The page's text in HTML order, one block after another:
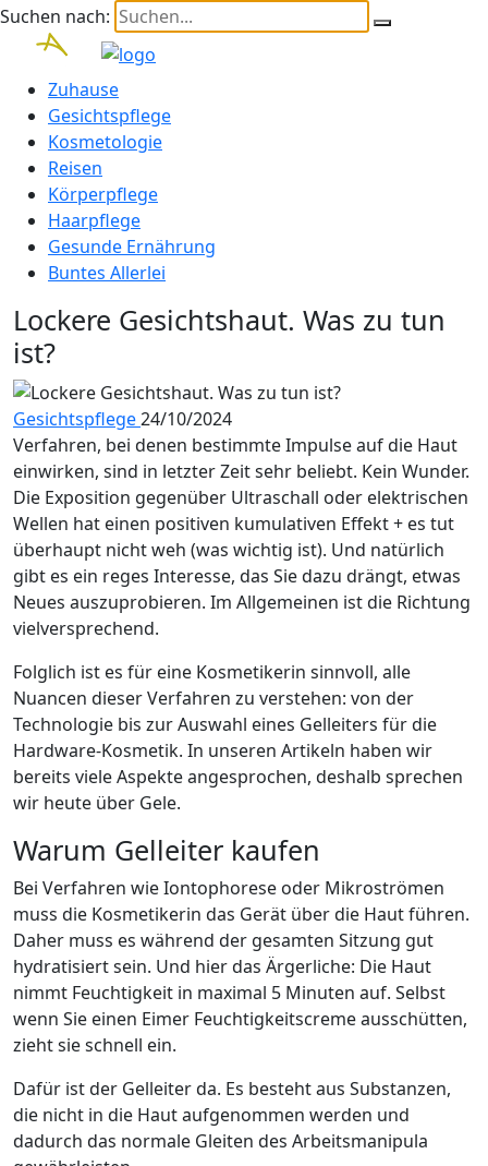
Suchen nach:
Zuhause
Gesichtspflege
Kosmetologie
Reisen
Körperpflege
Haarpflege
Gesunde Ernährung
Buntes Allerlei
Lockere Gesichtshaut. Was zu tun
ist?
Gesichtspflege24/10/2024
Verfahren, bei denen bestimmte Impulse auf die Haut
einwirken, sind in letzter Zeit sehr beliebt. Kein Wunder.
Die Exposition gegenüber Ultraschall oder elektrischen
Wellen hat einen positiven kumulativen Effekt + es tut
überhaupt nicht weh (was wichtig ist). Und natürlich
gibt es ein reges Interesse, das Sie dazu drängt, etwas
Neues auszuprobieren. Im Allgemeinen ist die Richtung
vielversprechend.
Folglich ist es für eine Kosmetikerin sinnvoll, alle
Nuancen dieser Verfahren zu verstehen: von der
Technologie bis zur Auswahl eines Gelleiters für die
Hardware-Kosmetik. In unseren Artikeln haben wir
bereits viele Aspekte angesprochen, deshalb sprechen
wir heute über Gele.
Warum Gelleiter kaufen
Bei Verfahren wie Iontophorese oder Mikroströmen
muss die Kosmetikerin das Gerät über die Haut führen.
Daher muss es während der gesamten Sitzung gut
hydratisiert sein. Und hier das Ärgerliche: Die Haut
nimmt Feuchtigkeit in maximal 5 Minuten auf. Selbst
wenn Sie einen Eimer Feuchtigkeitscreme ausschütten,
zieht sie schnell ein.
Dafür ist der Gelleiter da. Es besteht aus Substanzen,
die nicht in die Haut aufgenommen werden und
dadurch das normale Gleiten des Arbeitsmanipula